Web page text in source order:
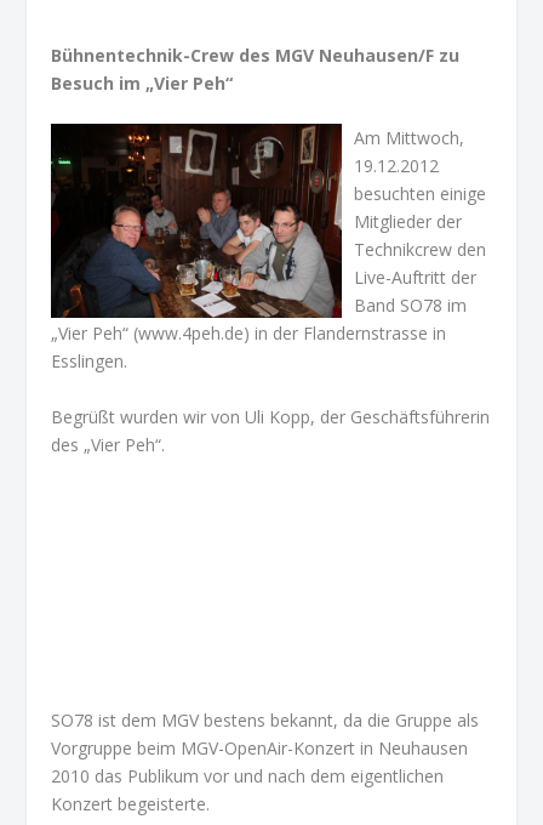
Bühnentechnik-Crew des MGV Neuhausen/F zu
Besuch im „Vier Peh“
Am Mittwoch,
19.12.2012
besuchten einige
Mitglieder der
Technikcrew den
Live-Auftritt der
Band SO78 im
„Vier Peh“ (www.4peh.de) in der Flandernstrasse in
Esslingen.
Begrüßt wurden wir von Uli Kopp, der Geschäftsführerin
des „Vier Peh“.
SO78 ist dem MGV bestens bekannt, da die Gruppe als
Vorgruppe beim MGV-OpenAir-Konzert in Neuhausen
2010 das Publikum vor und nach dem eigentlichen
Konzert begeisterte.